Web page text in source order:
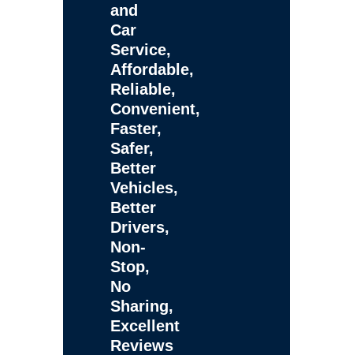
and
Car
Service,
Affordable,
Reliable,
Convenient,
Faster,
Safer,
Better
Vehicles,
Better
Drivers,
Non-
Stop,
No
Sharing,
Excellent
Reviews